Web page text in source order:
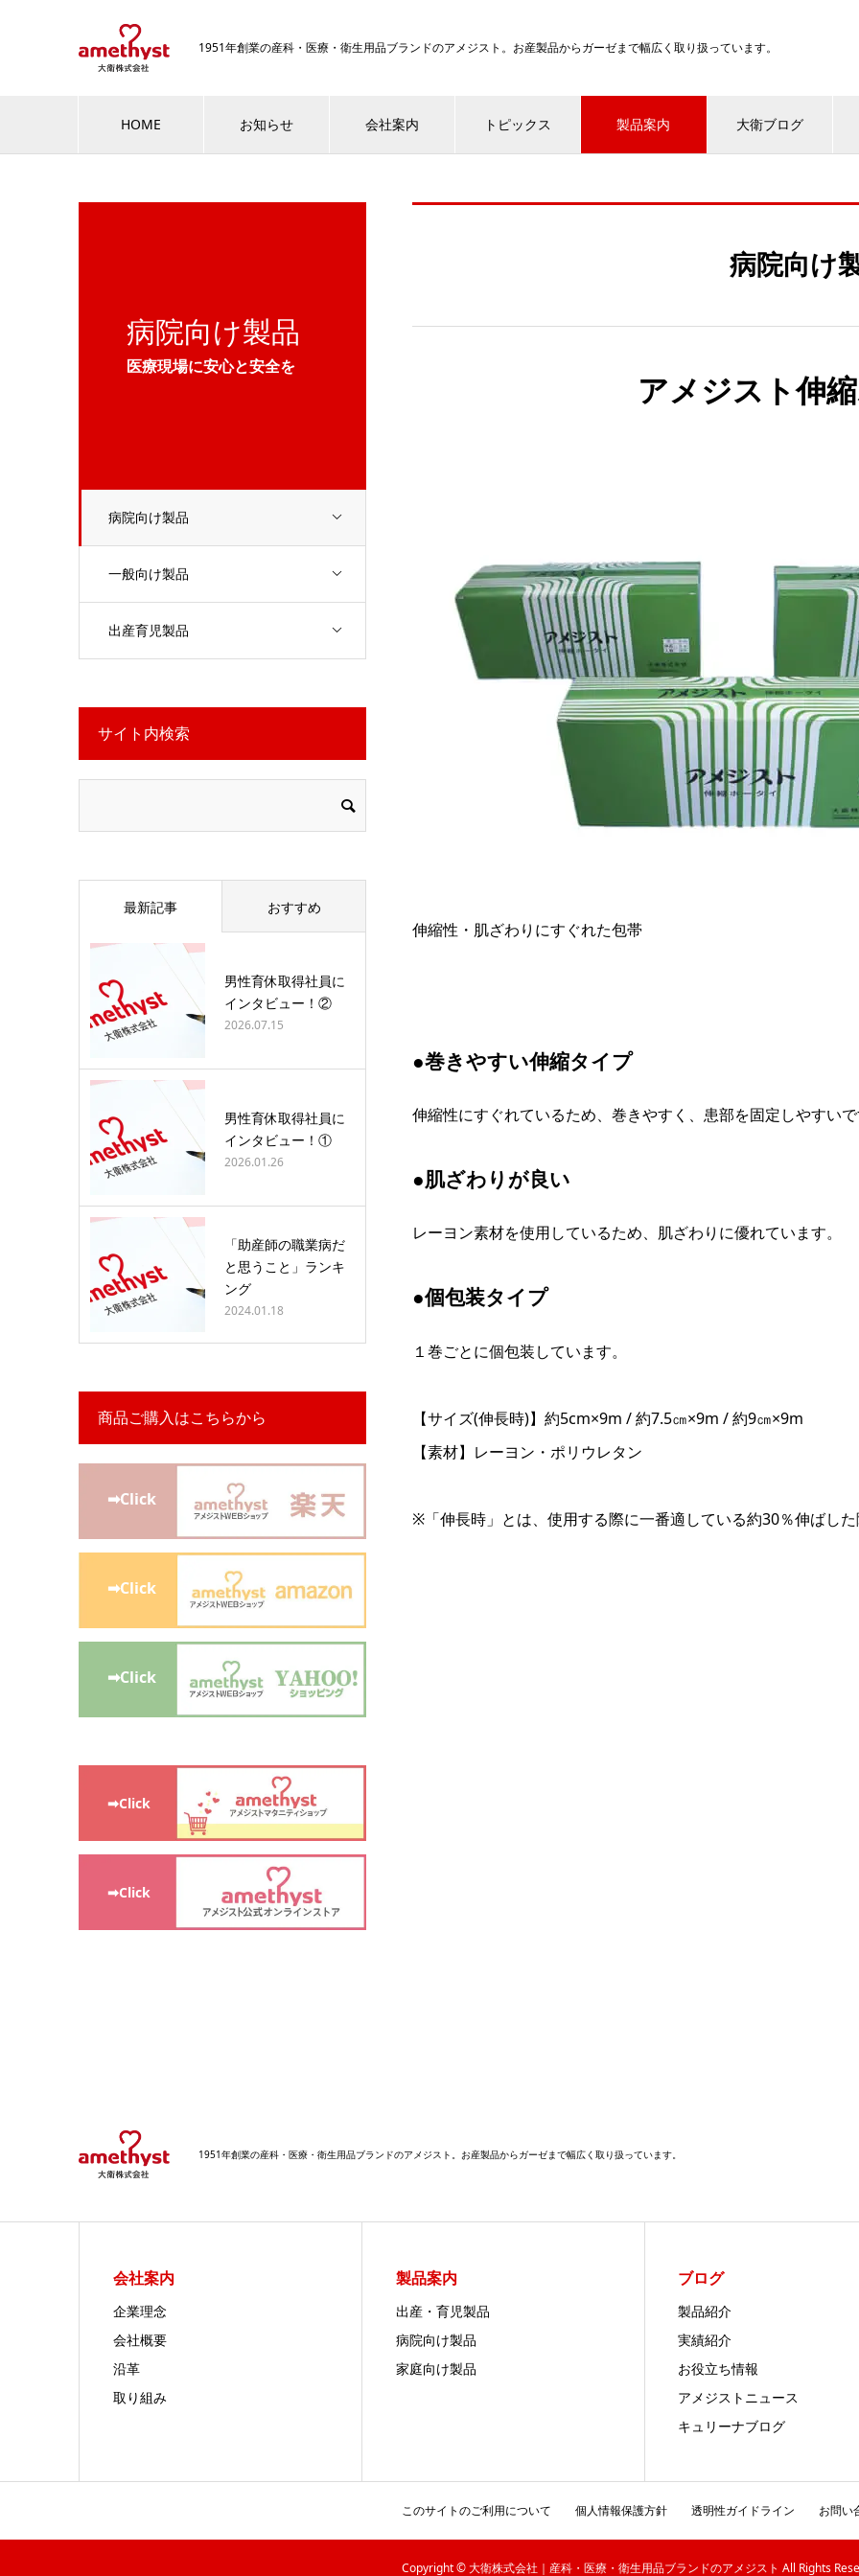
1951年創業の産科・医療・衛生用品ブランドのアメジスト。お産製品からガーゼまで幅広く取り扱っています。
HOME お知らせ 会社案内 トピックス 製品案内 大衛ブログ
病院向け製品
医療現場に安心と安全を
病院向け製品
一般向け製品
出産育児製品
病院向け
アメジスト伸
伸縮性・肌ざわりにすぐれた包帯
●巻きやすい伸縮タイプ
伸縮性にすぐれているため、巻きやすく、患部を固定しやすい
●肌ざわりが良い
レーヨン素材を使用しているため、肌ざわりに優れています。
●個包装タイプ
１巻ごとに個包装しています。
【サイズ(伸長時)】約5cm×9m / 約7.5㎝×9m / 約9㎝×9m
【素材】レーヨン・ポリウレタン
※「伸長時」とは、使用する際に一番適している約30％伸ばし
サイト内検索
最新記事 おすすめ
男性育休取得社員に
インタビュー！②
2026.07.15
男性育休取得社員に
インタビュー！①
2026.01.26
「助産師の職業病だ
と思うこと」ランキ
ング
2024.01.18
商品ご購入はこちらから
➡Click
➡Click
➡Click
➡Click
➡Click
1951年創業の産科・医療・衛生用品ブランドのアメジスト。お産製品からガーゼまで幅広く取り扱っています。
会社案内
企業理念
会社概要
沿革
取り組み
製品案内
出産・育児製品
病院向け製品
家庭向け製品
ブログ
製品紹介
実績紹介
お役立ち情報
アメジストニュース
キュリーナブログ
このサイトのご利用について 個人情報保護方針 透明性ガイドライン お問い
Copyright © 大衛株式会社｜産科・医療・衛生用品ブランドのアメジスト All Rights